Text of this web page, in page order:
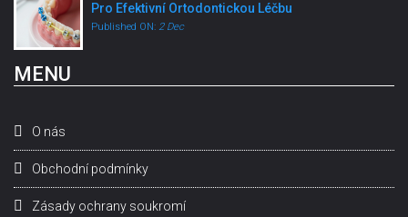
Pro Efektivní Ortodontickou Léčbu
Published ON: 2 Dec
MENU
O nás
Obchodní podmínky
Zásady ochrany soukromí